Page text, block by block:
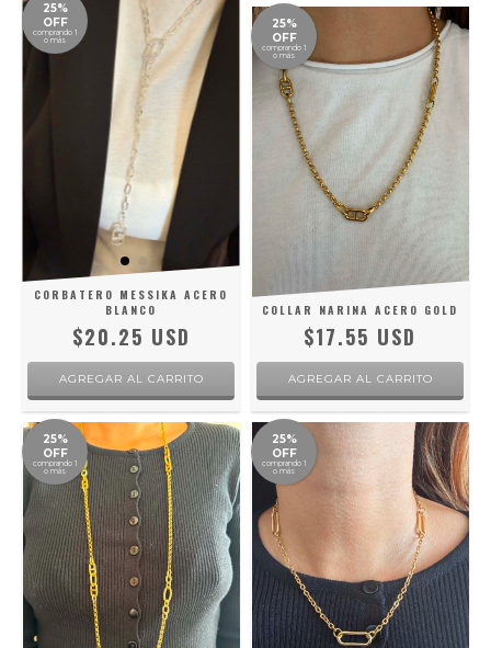
25%
OFF
comprando 1
o más
CORBATERO MESSIKA ACERO
BLANCO
$20.25 USD
25%
OFF
comprando 1
o más
COLLAR NARINA ACERO GOLD
$17.55 USD
25%
OFF
comprando 1
o más
25%
OFF
comprando 1
o más